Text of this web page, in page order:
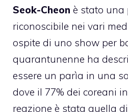
Seok-Cheon è stato una
riconoscibile nei vari
ospite di uno show per
quarantunenne ha
essere un parìa in una
dove il 77% dei coreani
reazione è stata quella